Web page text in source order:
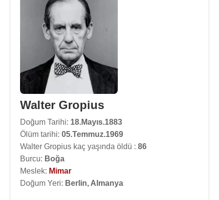
Walter Gropius
Doğum Tarihi: 18.Mayıs.1883
Ölüm tarihi: 05.Temmuz.1969
Walter Gropius kaç yaşında öldü : 86
Burcu: Boğa
Meslek: Mimar
Doğum Yeri: Berlin, Almanya